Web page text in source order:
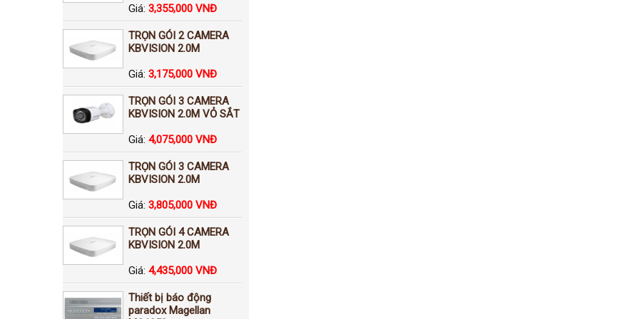
Giá: 3,355,000 VNĐ
TRỌN GÓI 2 CAMERA
KBVISION 2.0M
Giá: 3,175,000 VNĐ
TRỌN GÓI 3 CAMERA
KBVISION 2.0M VỎ SẮT
Giá: 4,075,000 VNĐ
TRỌN GÓI 3 CAMERA
KBVISION 2.0M
Giá: 3,805,000 VNĐ
TRỌN GÓI 4 CAMERA
KBVISION 2.0M
Giá: 4,435,000 VNĐ
Thiết bị báo động
paradox Magellan